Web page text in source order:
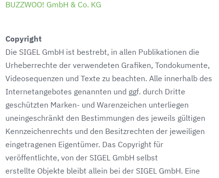
BUZZWOO! GmbH & Co. KG
Copyright
Die SIGEL GmbH ist bestrebt, in allen Publikationen die
Urheberrechte der verwendeten Grafiken, Tondokumente,
Videosequenzen und Texte zu beachten. Alle innerhalb des
Internetangebotes genannten und ggf. durch Dritte
geschützten Marken- und Warenzeichen unterliegen
uneingeschränkt den Bestimmungen des jeweils gültigen
Kennzeichenrechts und den Besitzrechten der jeweiligen
eingetragenen Eigentümer. Das Copyright für
veröffentlichte, von der SIGEL GmbH selbst
erstellte Objekte bleibt allein bei der SIGEL GmbH. Eine